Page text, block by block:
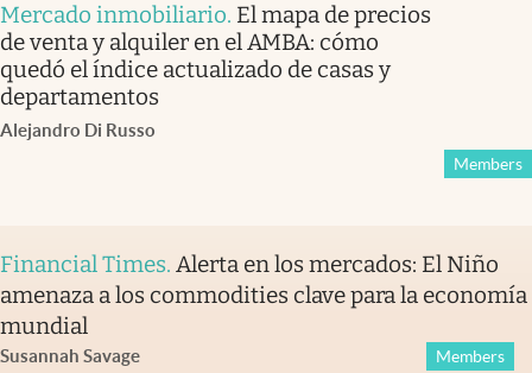
Mercado inmobiliario. El mapa de precios
de venta y alquiler en el AMBA: cómo
quedó el índice actualizado de casas y
departamentos
Alejandro Di Russo
Members
Financial Times. Alerta en los mercados: El Niño
amenaza a los commodities clave para la economía
mundial
Susannah Savage Members